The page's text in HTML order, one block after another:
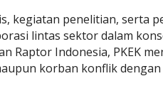
kegiatan penelitian, serta
lintas sektor dalam
Raptor Indonesia, PKEK
korban konflik